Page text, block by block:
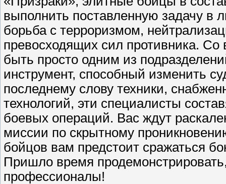
выполнить поставленную задачу в
борьба с терроризмом,
превосходящих сил противника. Со
быть просто одним из
инструмент, способный изменить
последнему слову техники,
технологий, эти специалисты
боевых операций. Вас ждут
миссии по скрытному
бойцов вам предстоит сражаться
Пришло время
профессионалы!